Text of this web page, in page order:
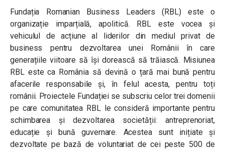
Fundația Romanian Business Leaders (RBL) este o
organizație imparțială, apolitică. RBL este vocea și
vehiculul de acțiune al liderilor din mediul privat de
business pentru dezvoltarea unei Românii în care
generațiile viitoare să își dorească să trăiască. Misiunea
RBL este ca România să devină o țară mai bună pentru
afacerile responsabile și, în felul acesta, pentru toți
românii. Proiectele Fundației se subscriu celor trei domenii
pe care comunitatea RBL le consideră importante pentru
schimbarea și dezvoltarea societății: antreprenoriat,
educație și bună guvernare. Acestea sunt inițiate și
dezvoltate pe bază de voluntariat de cei peste 500 de